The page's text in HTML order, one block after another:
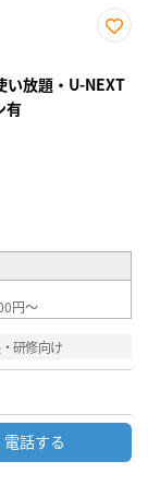
り登
録
い放題・U-NEXT
有
円～
研修向け
電話する